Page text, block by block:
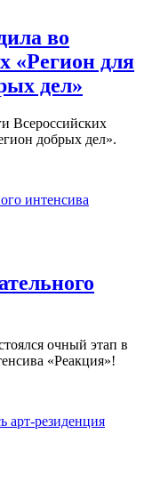
во
«Регион для
дел»
Всероссийских
добрых дел».
очный этап в
«Реакция»!